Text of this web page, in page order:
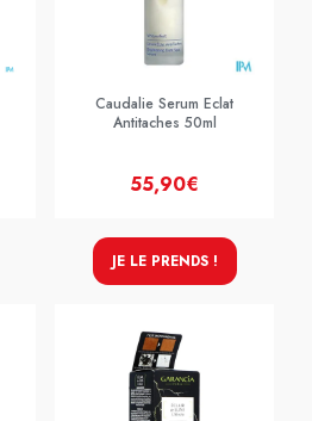
Caudalie Serum Eclat
Antitaches 50ml
55,90€
JE LE PRENDS !